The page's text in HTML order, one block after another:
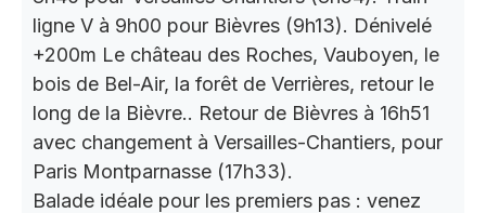
ligne V à 9h00 pour Bièvres (9h13). Dénivelé
+200m Le château des Roches, Vauboyen, le
bois de Bel-Air, la forêt de Verrières, retour le
long de la Bièvre.. Retour de Bièvres à 16h51
avec changement à Versailles-Chantiers, pour
Paris Montparnasse (17h33).
Balade idéale pour les premiers pas : venez